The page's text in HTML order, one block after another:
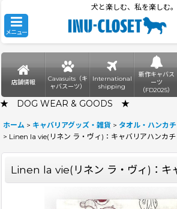
犬と楽しむ、私を楽しむ。
メニュー
店舗情報
Cavasuits（キ
ャバスーツ）
International
shipping
新作キャバス
ーツ
（FD2025）
★ DOG WEAR & GOODS ★
ホーム > キャバリアグッズ・雑貨 > タオル・ハンカチ
> Linen la vie(リネン ラ・ヴィ)：キャバリアハンカチ
Linen la vie(リネン ラ・ヴィ)：キ